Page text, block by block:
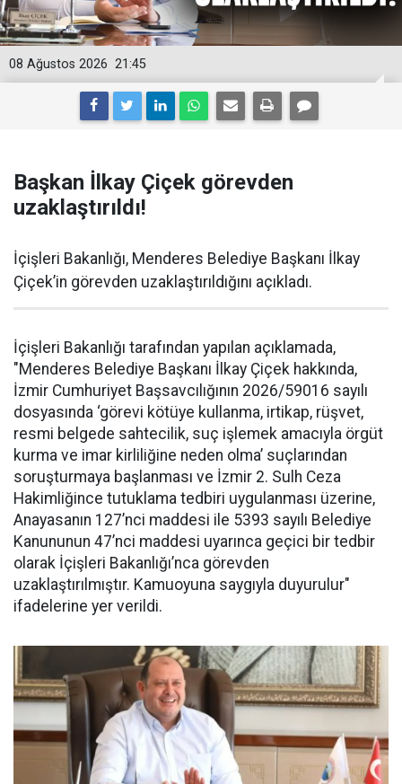
21:45
08 Ağustos 2026
Başkan İlkay Çiçek görevden
uzaklaştırıldı!
İçişleri Bakanlığı, Menderes Belediye Başkanı İlkay
Çiçek’in görevden uzaklaştırıldığını açıkladı.
İçişleri Bakanlığı tarafından yapılan açıklamada,
"Menderes Belediye Başkanı İlkay Çiçek hakkında,
İzmir Cumhuriyet Başsavcılığının 2026/59016 sayılı
dosyasında ‘görevi kötüye kullanma, irtikap, rüşvet,
resmi belgede sahtecilik, suç işlemek amacıyla örgüt
kurma ve imar kirliliğine neden olma’ suçlarından
soruşturmaya başlanması ve İzmir 2. Sulh Ceza
Hakimliğince tutuklama tedbiri uygulanması üzerine,
Anayasanın 127’nci maddesi ile 5393 sayılı Belediye
Kanununun 47’nci maddesi uyarınca geçici bir tedbir
olarak İçişleri Bakanlığı’nca görevden
uzaklaştırılmıştır. Kamuoyuna saygıyla duyurulur"
ifadelerine yer verildi.